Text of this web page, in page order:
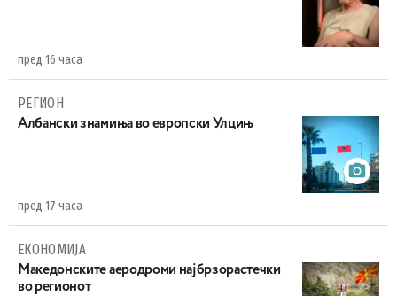
пред 16 часа
РЕГИОН
Aлбански знамиња во европски Улцињ
пред 17 часа
ЕКОНОМИЈА
Maкедонските аеродроми најбрзорастечки
во регионот